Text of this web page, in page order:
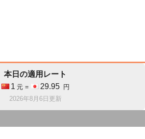
本日の適用レート
1 元 = 29.95
円
2026年8月6日更新